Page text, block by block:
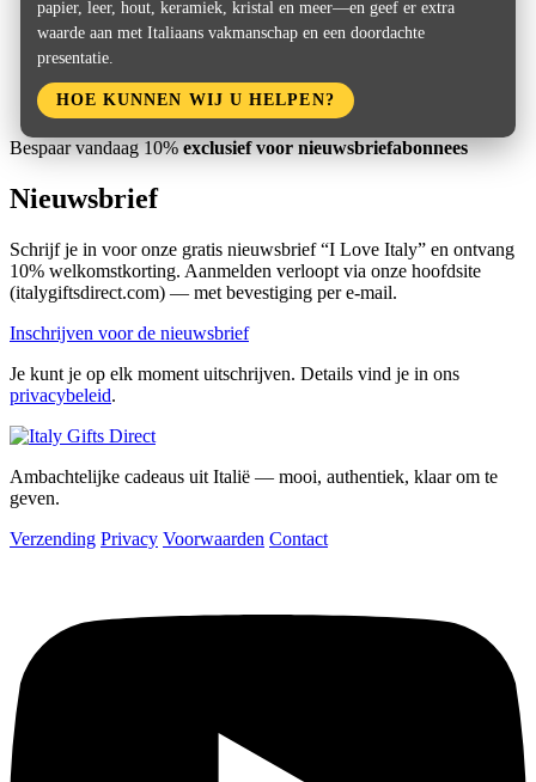
papier, leer, hout, keramiek, kristal en meer—en geef er extra
waarde aan met Italiaans vakmanschap en een doordachte
presentatie.
HOE KUNNEN WIJ U HELPEN?
Bespaar vandaag 10% exclusief voor nieuwsbriefabonnees
Nieuwsbrief
Schrijf je in voor onze gratis nieuwsbrief “I Love Italy” en ontvang
10% welkomstkorting. Aanmelden verloopt via onze hoofdsite
(italygiftsdirect.com) — met bevestiging per e-mail.
Inschrijven voor de nieuwsbrief
Je kunt je op elk moment uitschrijven. Details vind je in ons
privacybeleid.
Ambachtelijke cadeaus uit Italië — mooi, authentiek, klaar om te
geven.
Verzending Privacy Voorwaarden Contact